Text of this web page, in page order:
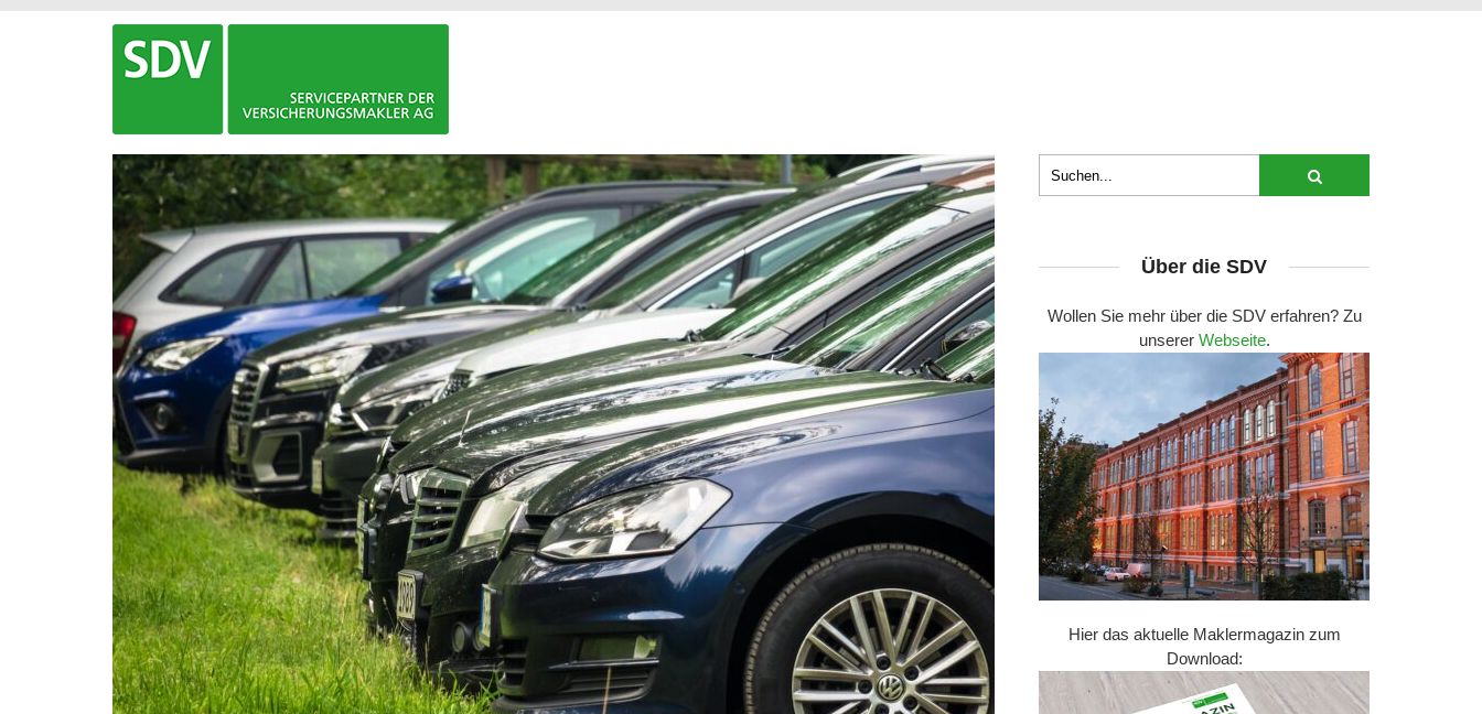
Über die SDV
Wollen Sie mehr über die SDV erfahren? Zu
unserer Webseite.
Hier das aktuelle Maklermagazin zum
Download: